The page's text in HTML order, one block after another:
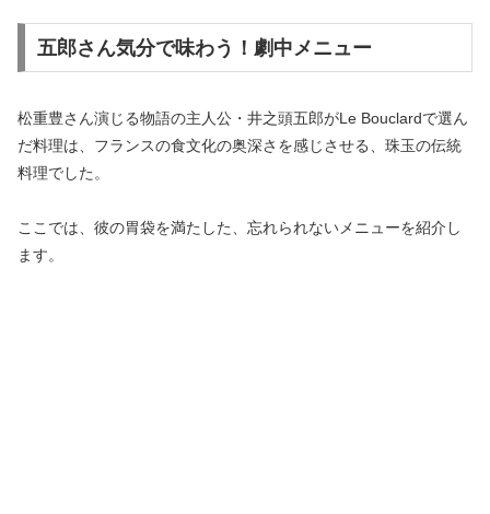
五郎さん気分で味わう！劇中メニュー
松重豊さん演じる物語の主人公・井之頭五郎がLe Bouclardで選ん
だ料理は、フランスの食文化の奥深さを感じさせる、珠玉の伝統
料理でした。
ここでは、彼の胃袋を満たした、忘れられないメニューを紹介し
ます。